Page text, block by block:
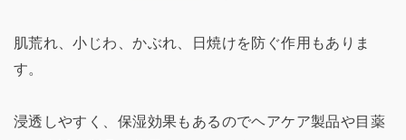
肌荒れ、小じわ、かぶれ、日焼けを防ぐ作用もありま
す。
浸透しやすく、保湿効果もあるのでヘアケア製品や目薬